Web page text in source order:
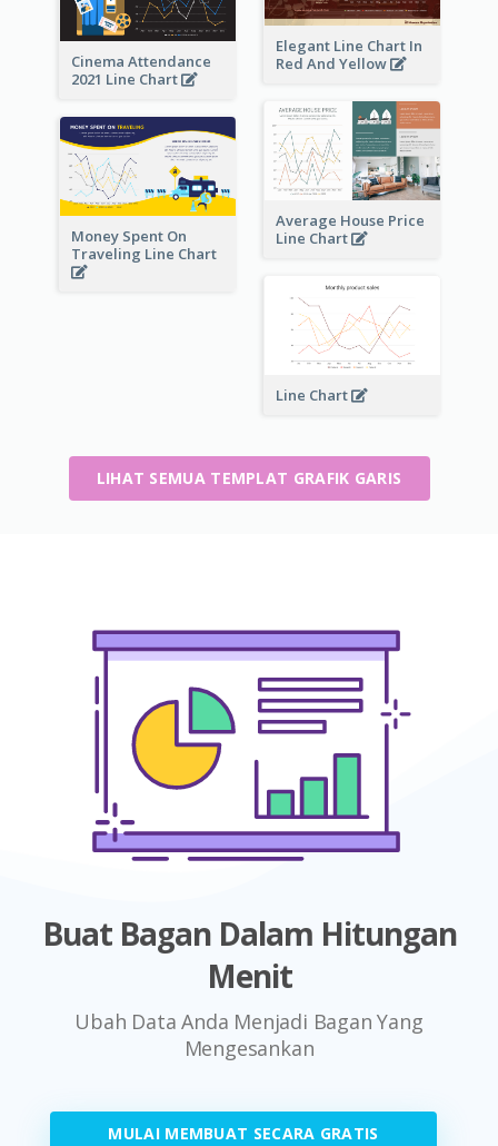
Elegant Line Chart In
Red And Yellow
Cinema Attendance
2021 Line Chart
Average House Price
Line Chart
Money Spent On
Traveling Line Chart
Line Chart
LIHAT SEMUA TEMPLAT GRAFIK GARIS
Buat Bagan Dalam Hitungan
Menit
Ubah Data Anda Menjadi Bagan Yang
Mengesankan
MULAI MEMBUAT SECARA GRATIS